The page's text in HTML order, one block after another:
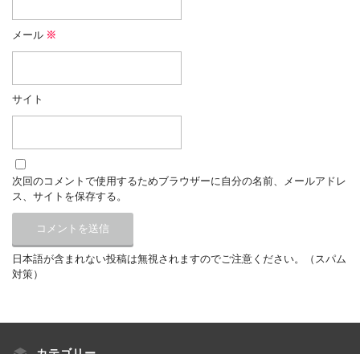
メール ※
サイト
次回のコメントで使用するためブラウザーに自分の名前、メールアドレ
ス、サイトを保存する。
日本語が含まれない投稿は無視されますのでご注意ください。（スパム
対策）